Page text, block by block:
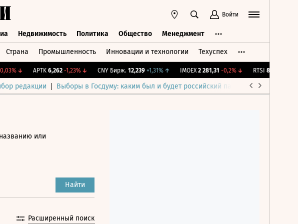
Войти
Недвижимость Политика Общество Менеджмент
Страна Промышленность Инновации и технологии Техуспех
↓ APTK 6,262 -1,23%↓ CNY Бирж. 12,239 +1,31%↑ IMOEX 2 281,31 -0,2%↓ RTSI 874,64
редакции Выборы в Госдуму: каким был и будет российский парламент
или
Найти
Расширенный поиск